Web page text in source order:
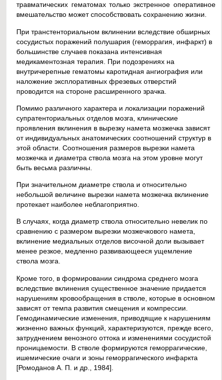
травматических гематомах только экстренное оперативное
вмешательство может способствовать сохранению жизни.
При транстенториальном вклинении вследствие обширных
сосудистых поражений полушария (геморрагия, инфаркт) в
большинстве случаев показана интенсивная
медикаментозная терапия. При подозрениях на
внутричерепные гематомы каротидная ангиография или
наложение эксплоративных фрезевых отверстий
проводится на стороне расширенного зрачка.
Помимо различного характера и локализации поражений
супратенториальных отделов мозга, клинические
проявления вклинения в вырезку намета мозжечка зависят
от индивидуальных анатомических соотношений структур в
этой области. Соотношения размеров вырезки намета
мозжечка и диаметра ствола мозга на этом уровне могут
быть весьма различны.
При значительном диаметре ствола и относительно
небольшой величине вырезки намета мозжечка вклинение
протекает наиболее неблагоприятно.
В случаях, когда диаметр ствола относительно невелик по
сравнению с размером вырезки мозжечкового намета,
вклинение медиальных отделов височной доли вызывает
менее резкое, медленно развивающееся ущемление
ствола мозга.
Кроме того, в формировании синдрома среднего мозга
вследствие вклинения существенное значение придается
нарушениям кровообращения в стволе, которые в основном
зависят от темпа развития смещения и компрессии.
Гемодинамические изменения, приводящие к нарушениям
жизненно важных функций, характеризуются, прежде всего,
затруднением венозного оттока и изменениями сосудистой
проницаемости. В стволе формируются геморрагические,
ишемические очаги и зоны геморрагического инфаркта
[Ромоданов А. П. и др., 1984].